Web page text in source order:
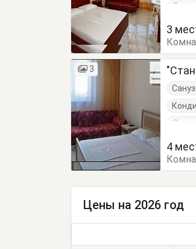
3
3
4
Цены на 2026 год